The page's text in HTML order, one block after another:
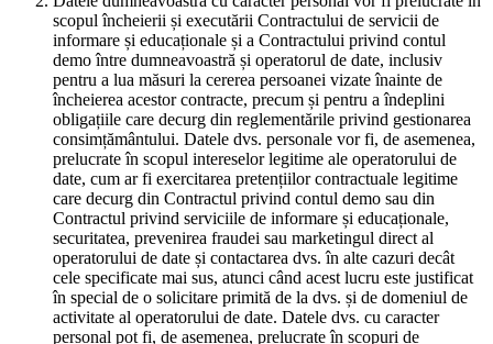
scopul încheierii și executării Contractului de servicii de
informare și educaționale și a Contractului privind contul
demo între dumneavoastră și operatorul de date, inclusiv
pentru a lua măsuri la cererea persoanei vizate înainte de
încheierea acestor contracte, precum și pentru a îndeplini
obligațiile care decurg din reglementările privind gestionarea
consimțământului. Datele dvs. personale vor fi, de asemenea,
prelucrate în scopul intereselor legitime ale operatorului de
date, cum ar fi exercitarea pretențiilor contractuale legitime
care decurg din Contractul privind contul demo sau din
Contractul privind serviciile de informare și educaționale,
securitatea, prevenirea fraudei sau marketingul direct al
operatorului de date și contactarea dvs. în alte cazuri decât
cele specificate mai sus, atunci când acest lucru este justificat
în special de o solicitare primită de la dvs. și de domeniul de
activitate al operatorului de date. Datele dvs. cu caracter
personal pot fi, de asemenea, prelucrate în scopuri de